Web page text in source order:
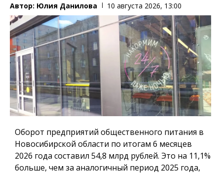
Автор: Юлия Данилова 10 августа 2026, 13:00
Оборот предприятий общественного питания в
Новосибирской области по итогам 6 месяцев
2026 года составил 54,8 млрд рублей. Это на 11,1%
больше, чем за аналогичный период 2025 года,